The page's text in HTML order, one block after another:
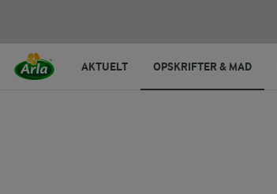
AKTUELT OPSKRIFTER & MAD